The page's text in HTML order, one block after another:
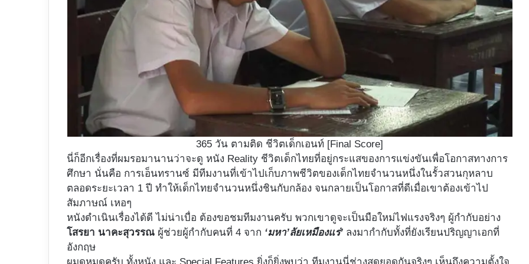
365 วัน ตามติด ชีวิตเด็กเอนท์ [Final Score]
นี่ก็อีกเรื่องที่ผมรอมานานว่าจะดู หนัง Reality ชีวิตเด็กไทยที่อยู่กระแสของการแข่งขันเพื่อโอกาสทางการ
ศึกษา นั่นคือ การเอ็นทรานซ์ มีทีมงานที่เข้าไปเก็บภาพชีวิตของเด็กไทยจำนวนหนึ่งในรั้วสวนกุหลาบ
ตลอดระยะเวลา 1 ปี ทำให้เด็กไทยจำนวนหนึ่งชินกับกล้อง จนกลายเป็นโอกาสที่ดีเมื่อเขาต้องเข้าไป
สัมภาษณ์ เหอๆ
หนังดำเนินเรื่องได้ดี ไม่น่าเบื่อ ต้องขอชมทีมงานครับ พวกเขาดูจะเป็นมือใหม่ไฟแรงจริงๆ ผู้กำกับอย่าง
โสรยา นาคะสุวรรณ ผู้ช่วยผู้กำกับคนที่ 4 จาก ‘มหา’ลัยเหมืองแร่’ ลงมากำกับทั้งที่ยังเรียนปริญญาเอกที่
อังกฤษ